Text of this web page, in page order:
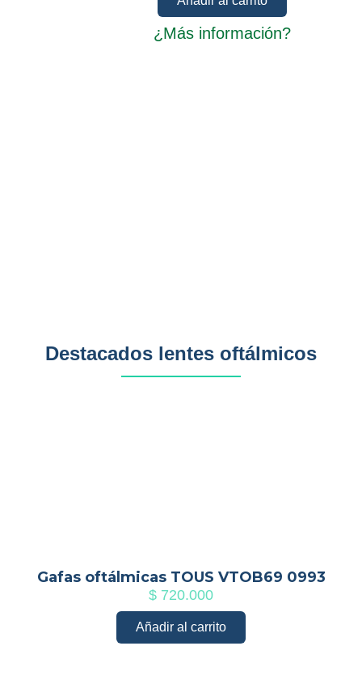
¿Más información?
Destacados lentes oftálmicos
Gafas oftálmicas TOUS VTOB69 0993
$ 720.000
Añadir al carrito